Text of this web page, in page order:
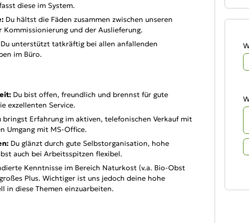
diese im System.
Du hältst die Fäden zusammen zwischen unseren
Kommissionierung und der Auslieferung.
Du unterstützt tatkräftig bei allen anfallenden
im Büro.
Du bist offen, freundlich und brennst für gute
exzellenten Service.
bringst Erfahrung im aktiven, telefonischen Verkauf mit
Umgang mit MS-Office.
Du glänzt durch gute Selbstorganisation, hohe
auch bei Arbeitsspitzen flexibel.
Kenntnisse im Bereich Naturkost (v.a. Bio-Obst
Plus. Wichtiger ist uns jedoch deine hohe
in diese Themen einzuarbeiten.